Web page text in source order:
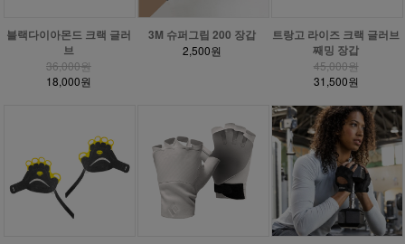
블랙다이아몬드 크랙 글러
브
36,000원
18,000원
3M 슈퍼그립 200 장갑
2,500원
트랑고 라이즈 크랙 글러브
째밍 장갑
45,000원
31,500원